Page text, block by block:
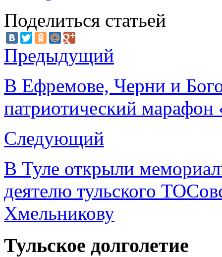
Поделиться статьей
Предыдущий
В Ефремове, Черни и
патриотический
Следующий
В Туле открыли
деятелю тульского
Хмельникову
Тульское долголетие